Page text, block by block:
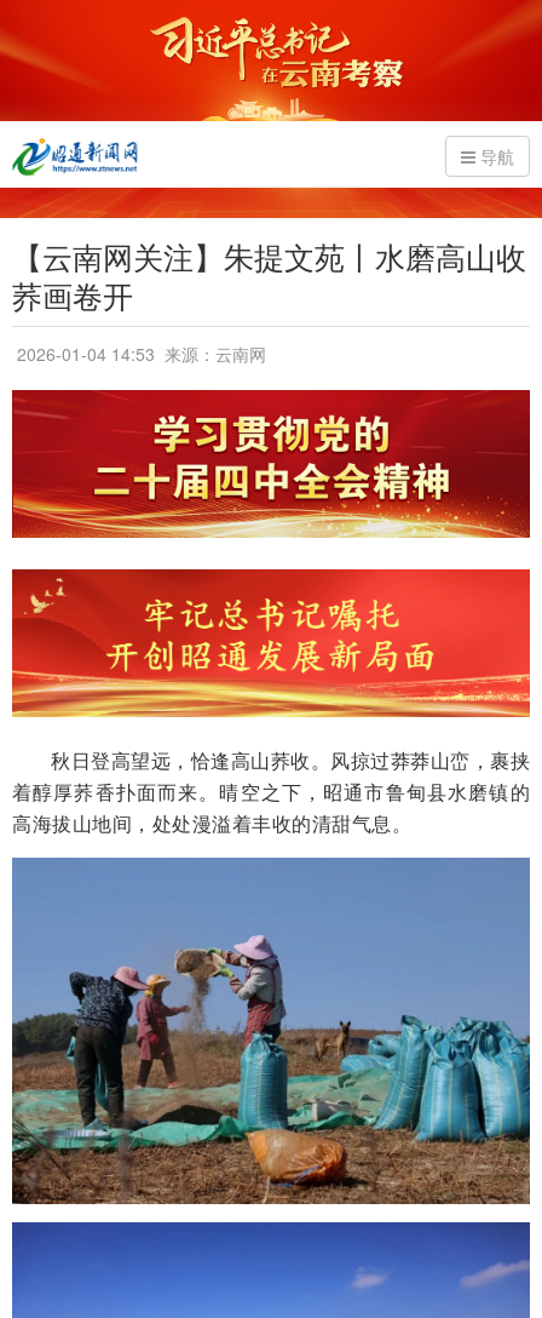
导航
【云南网关注】朱提文苑丨水磨高山收
荞画卷开
2026-01-04 14:53 来源：云南网
秋日登高望远，恰逢高山荞收。风掠过莽莽山峦，裹挟
着醇厚荞香扑面而来。晴空之下，昭通市鲁甸县水磨镇的
高海拔山地间，处处漫溢着丰收的清甜气息。